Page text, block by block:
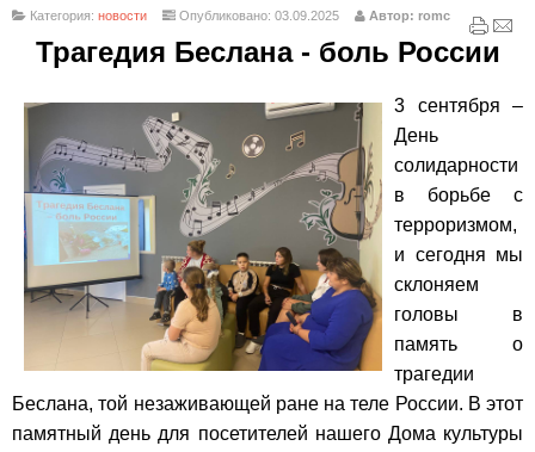
Категория: новости Опубликовано: 03.09.2025 Автор: romc
Трагедия Беслана - боль России
3 сентября –
День
солидарности
в борьбе с
терроризмом,
и сегодня мы
склоняем
головы в
память о
трагедии
Беслана, той незаживающей ране на теле России. В этот
памятный день для посетителей нашего Дома культуры